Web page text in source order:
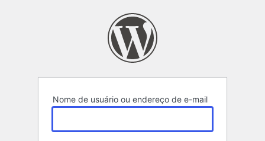
Nome de usuário ou endereço de e-mail